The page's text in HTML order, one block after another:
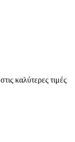
καλύτερες τιμές